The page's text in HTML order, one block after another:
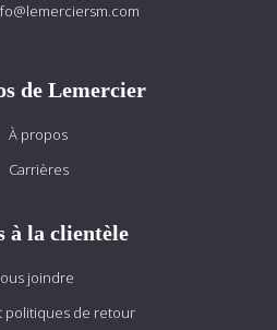
de Lemercier
À propos
Carrières
à la clientèle
joindre
politiques de retour